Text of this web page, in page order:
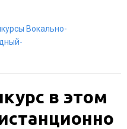
Вокально-
в этом